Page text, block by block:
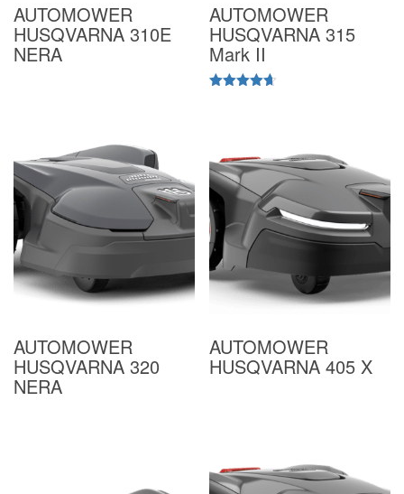
AUTOMOWER
HUSQVARNA 310E
NERA
AUTOMOWER
HUSQVARNA 315
Mark II
AUTOMOWER
HUSQVARNA 320
NERA
AUTOMOWER
HUSQVARNA 405 X